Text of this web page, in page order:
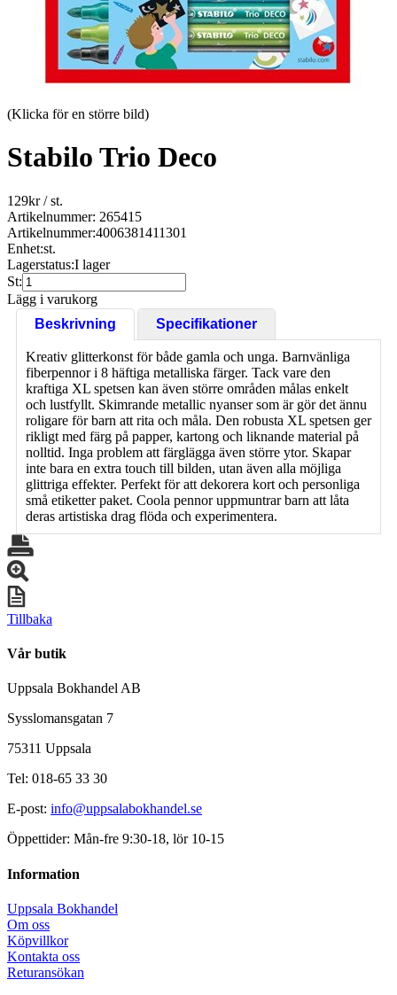
(Klicka för en större bild)
Stabilo Trio Deco
129kr/ st.
Artikelnummer: 265415
Artikelnummer:4006381411301
Enhet:st.
Lagerstatus:I lager
St:
Lägg i varukorg
Beskrivning
Specifikationer
Kreativ glitterkonst för både gamla och unga. Barnvänliga
fiberpennor i 8 häftiga metalliska färger. Tack vare den
kraftiga XL spetsen kan även större områden målas enkelt
och lustfyllt. Skimrande metallic nyanser som är gör det ännu
roligare för barn att rita och måla. Den robusta XL spetsen ger
rikligt med färg på papper, kartong och liknande material på
nolltid. Inga problem att färglägga även större ytor. Skapar
inte bara en extra touch till bilden, utan även alla möjliga
glittriga effekter. Perfekt för att dekorera kort och personliga
små etiketter paket. Coola pennor uppmuntrar barn att låta
deras artistiska drag flöda och experimentera.
Tillbaka
Vår butik
Uppsala Bokhandel AB
Sysslomansgatan 7
75311 Uppsala
Tel: 018-65 33 30
E-post: info@uppsalabokhandel.se
Öppettider: Mån-fre 9:30-18, lör 10-15
Information
Uppsala Bokhandel
Om oss
Köpvillkor
Kontakta oss
Returansökan